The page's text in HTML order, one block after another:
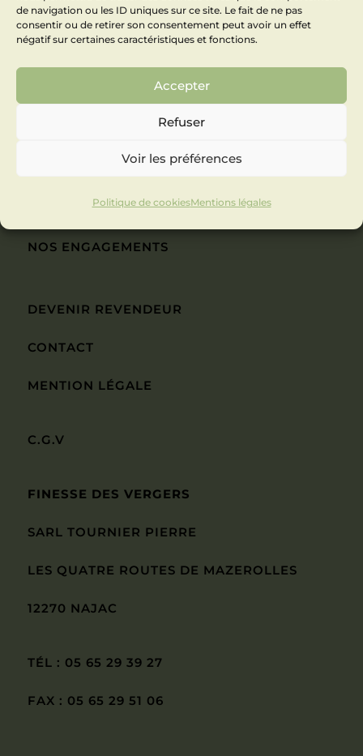
de navigation ou les ID uniques sur ce site. Le fait de ne pas
consentir ou de retirer son consentement peut avoir un effet
négatif sur certaines caractéristiques et fonctions.
Accepter
Refuser
Voir les préférences
Politique de cookiesMentions légales
ABOUT US
NOS ENGAGEMENTS
DEVENIR REVENDEUR
CONTACT
MENTION LÉGALE
C.G.V
FINESSE DES VERGERS
SARL TOURNIER PIERRE
LES QUATRE ROUTES DE MAZEROLLES
12270 NAJAC
TÉL : 05 65 29 39 27
FAX : 05 65 29 51 06